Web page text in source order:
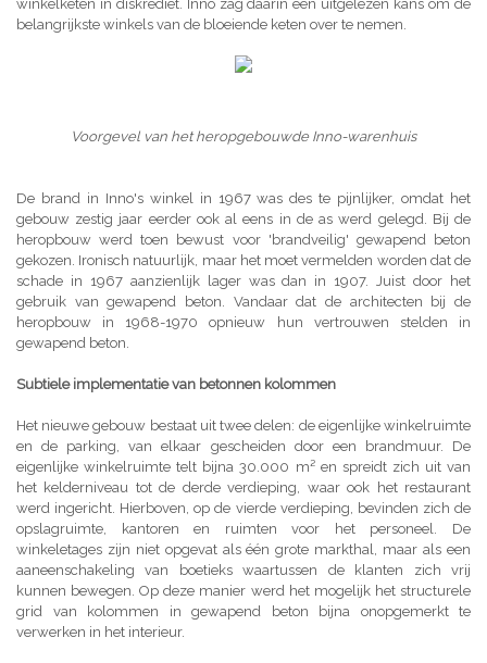
winkelketen in diskrediet. Inno zag daarin een uitgelezen kans om de
belangrijkste winkels van de bloeiende keten over te nemen.
Voorgevel van het heropgebouwde Inno-warenhuis
De brand in Inno's winkel in 1967 was des te pijnlijker, omdat het
gebouw zestig jaar eerder ook al eens in de as werd gelegd. Bij de
heropbouw werd toen bewust voor 'brandveilig' gewapend beton
gekozen. Ironisch natuurlijk, maar het moet vermelden worden dat de
schade in 1967 aanzienlijk lager was dan in 1907. Juist door het
gebruik van gewapend beton. Vandaar dat de architecten bij de
heropbouw in 1968-1970 opnieuw hun vertrouwen stelden in
gewapend beton.
Subtiele implementatie van betonnen kolommen
Het nieuwe gebouw bestaat uit twee delen: de eigenlijke winkelruimte
en de parking, van elkaar gescheiden door een brandmuur. De
eigenlijke winkelruimte telt bijna 30.000 m² en spreidt zich uit van
het kelderniveau tot de derde verdieping, waar ook het restaurant
werd ingericht. Hierboven, op de vierde verdieping, bevinden zich de
opslagruimte, kantoren en ruimten voor het personeel. De
winkeletages zijn niet opgevat als één grote markthal, maar als een
aaneenschakeling van boetieks waartussen de klanten zich vrij
kunnen bewegen. Op deze manier werd het mogelijk het structurele
grid van kolommen in gewapend beton bijna onopgemerkt te
verwerken in het interieur.